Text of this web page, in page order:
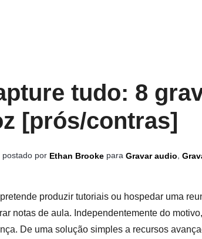
tudo: 8
[prós/contras]
postado por Ethan Brooke para Gravar audio,
produzir tutoriais ou hospedar uma
notas de aula. Independentemente do
De uma solução simples a recursos